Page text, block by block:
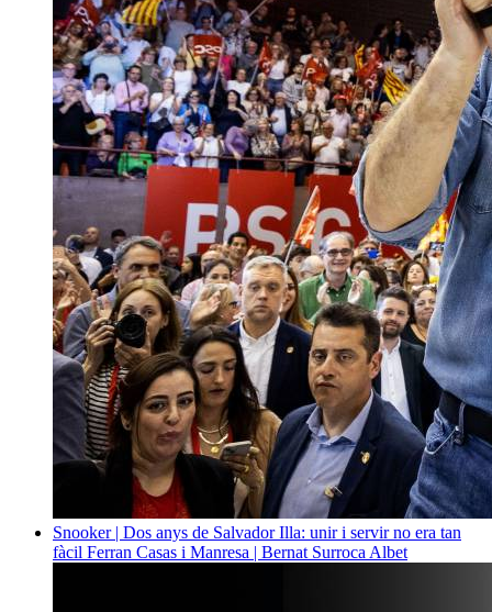
Snooker | Dos anys de Salvador Illa: unir i servir no era tan
fàcil Ferran Casas i Manresa | Bernat Surroca Albet